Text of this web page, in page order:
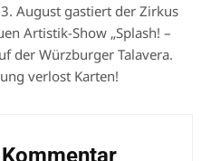
August gastiert der Zirkus
Artistik-Show „Splash! –
der Würzburger Talavera.
verlost Karten!